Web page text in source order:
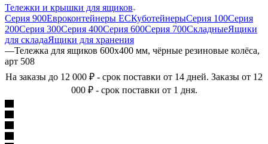
Тележки и крышки для ящиков
Серия 900Евроконтейнеры ЕСКуботейнерыСерия 100Серия
200Серия 300Серия 400Серия 600Серия 700СкладныеЯщики
для складаЯщики для хранения
—Тележка для ящиков 600х400 мм, чёрные резиновые колёса,
арт 508
На заказы до 12 000 ₽ - срок поставки от 14 дней. Заказы от 12
000 ₽ - срок поставки от 1 дня.